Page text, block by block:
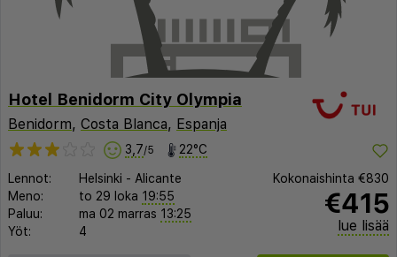
Hotel Benidorm City Olympia
Benidorm, Costa Blanca, Espanja
3,7/5 22°C
Lennot: Helsinki - Alicante
Meno:
to 29 loka 19:55
Paluu:
ma 02 marras 13:25
Yöt:
4
Kokonaishinta €830
€415
lue lisää